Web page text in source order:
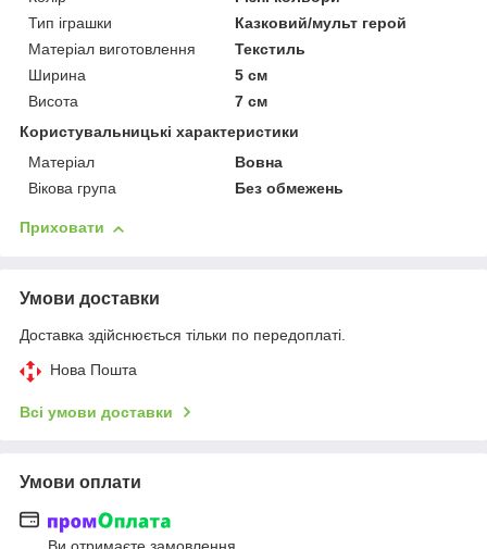
Тип іграшки
Казковий/мульт герой
Матеріал виготовлення
Текстиль
Ширина
5 см
Висота
7 см
Користувальницькі характеристики
Матеріал
Вовна
Вікова група
Без обмежень
Приховати
Умови доставки
Доставка здійснюється тільки по передоплаті.
Нова Пошта
Всі умови доставки
Умови оплати